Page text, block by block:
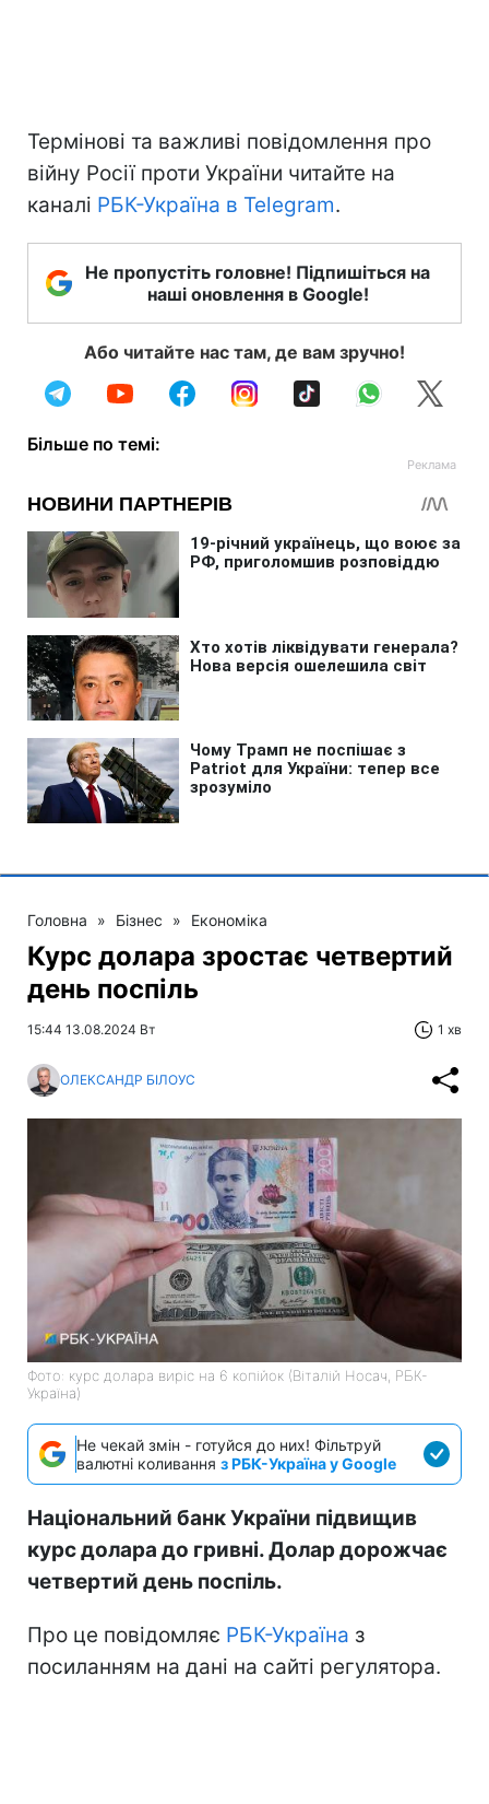
Термінові та важливі повідомлення про
війну Росії проти України читайте на
каналі РБК-Україна в Telegram.
Не пропустіть головне! Підпишіться на
наші оновлення в Google!
Або читайте нас там, де вам зручно!
Більше по темі:
Головна » Бізнес » Економіка
Курс долара зростає четвертий
день поспіль
15:44 13.08.2024 Вт 1 хв
ОЛЕКСАНДР БІЛОУС
Фото: курс долара виріс на 6 копійок (Віталій Носач, РБК-
Україна)
Не чекай змін - готуйся до них! Фільтруй
валютні коливання з РБК-Україна у Google
Національний банк України підвищив
курс долара до гривні. Долар дорожчає
четвертий день поспіль.
Про це повідомляє РБК-Україна з
посиланням на дані на сайті регулятора.